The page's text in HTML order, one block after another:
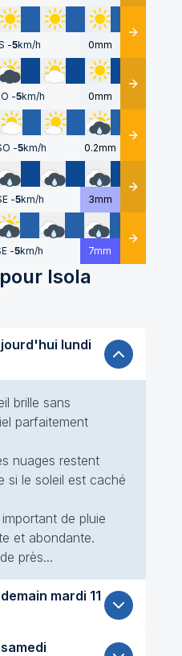
-5km/h 0mm Détails
-5km/h 0mm Détails
-5km/h 0.2mm Détails
-5km/h 3mm Détails
-5km/h 7mm Détails
Isola
lundi
brille sans
parfaitement
nuages restent
si le soleil est caché
de pluie
et abondante.
près...
mardi 11